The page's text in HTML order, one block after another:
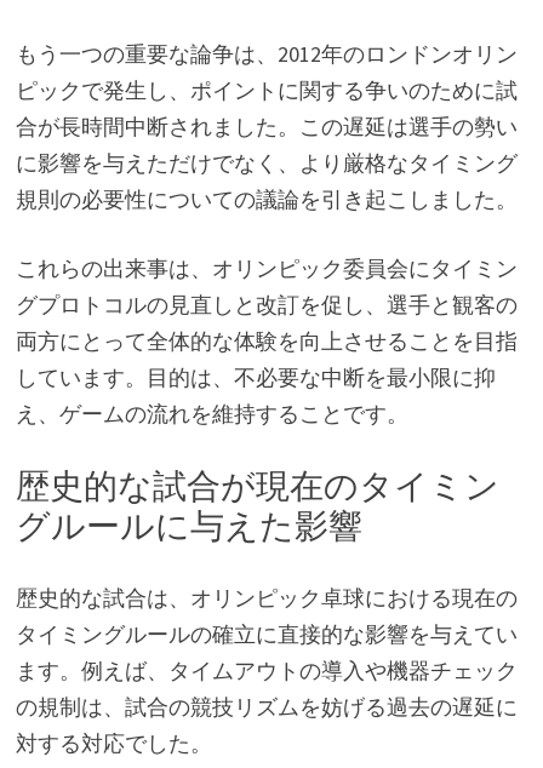
もう一つの重要な論争は、2012年のロンドンオリン
ピックで発生し、ポイントに関する争いのために試
合が長時間中断されました。この遅延は選手の勢い
に影響を与えただけでなく、より厳格なタイミング
規則の必要性についての議論を引き起こしました。
これらの出来事は、オリンピック委員会にタイミン
グプロトコルの見直しと改訂を促し、選手と観客の
両方にとって全体的な体験を向上させることを目指
しています。目的は、不必要な中断を最小限に抑
え、ゲームの流れを維持することです。
歴史的な試合が現在のタイミン
グルールに与えた影響
歴史的な試合は、オリンピック卓球における現在の
タイミングルールの確立に直接的な影響を与えてい
ます。例えば、タイムアウトの導入や機器チェック
の規制は、試合の競技リズムを妨げる過去の遅延に
対する対応でした。